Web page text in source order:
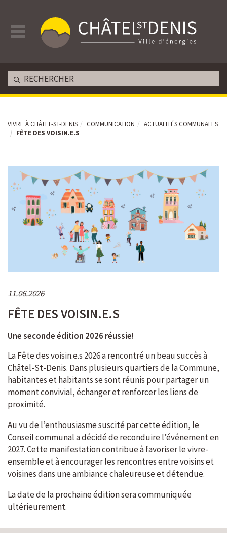
VIVRE À CHÂTEL-ST-DENIS COMMUNICATION
ACTUALITÉS COMMUNALES
FÊTE DES VOISIN.E.S
11.06.2026
FÊTE DES VOISIN.E.S
Une seconde édition 2026 réussie!
La Fête des voisin.e.s 2026 a rencontré un beau succès à
Châtel-St-Denis. Dans plusieurs quartiers de la Commune,
habitantes et habitants se sont réunis pour partager un
moment convivial, échanger et renforcer les liens de
proximité.
Au vu de l’enthousiasme suscité par cette édition, le
Conseil communal a décidé de reconduire l’événement en
2027. Cette manifestation contribue à favoriser le vivre-
ensemble et à encourager les rencontres entre voisins et
voisines dans une ambiance chaleureuse et détendue.
La date de la prochaine édition sera communiquée
ultérieurement.